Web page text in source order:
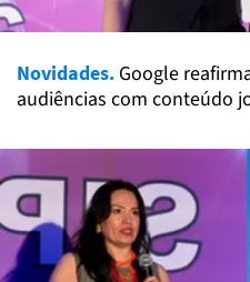
Novidades. Google
audiências com conteúdo